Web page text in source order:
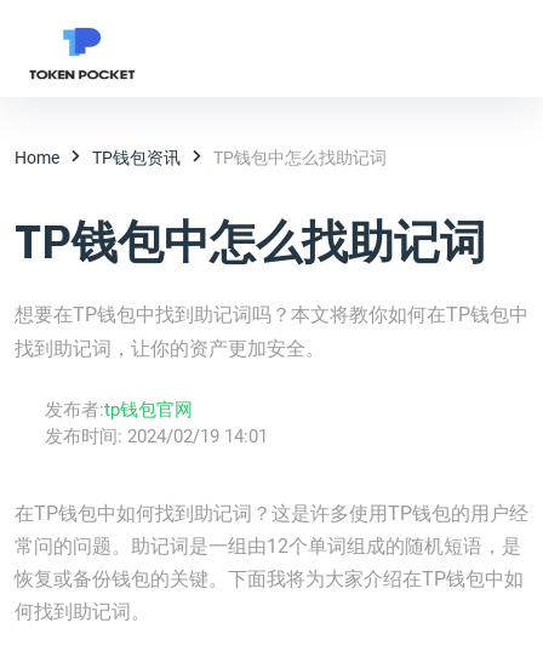
Home TP钱包资讯 TP钱包中怎么找助记词
TP钱包中怎么找助记词
想要在TP钱包中找到助记词吗？本文将教你如何在TP钱包中
找到助记词，让你的资产更加安全。
发布者:tp钱包官网
发布时间: 2024/02/19 14:01
在TP钱包中如何找到助记词？这是许多使用TP钱包的用户经
常问的问题。助记词是一组由12个单词组成的随机短语，是
恢复或备份钱包的关键。下面我将为大家介绍在TP钱包中如
何找到助记词。